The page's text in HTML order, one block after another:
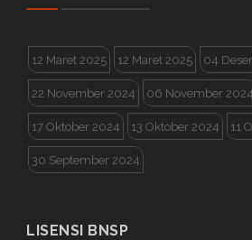
12 Maret 2025 12 Maret 2025 04
22 November 2024 06 November 2024
17 Oktober 2024 13 Oktober 2024 11
30 September 2024
LISENSI BNSP